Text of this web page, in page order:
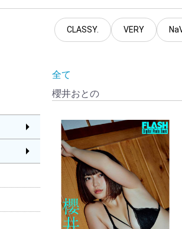
CLASSY. VERY
全て
櫻井おとの